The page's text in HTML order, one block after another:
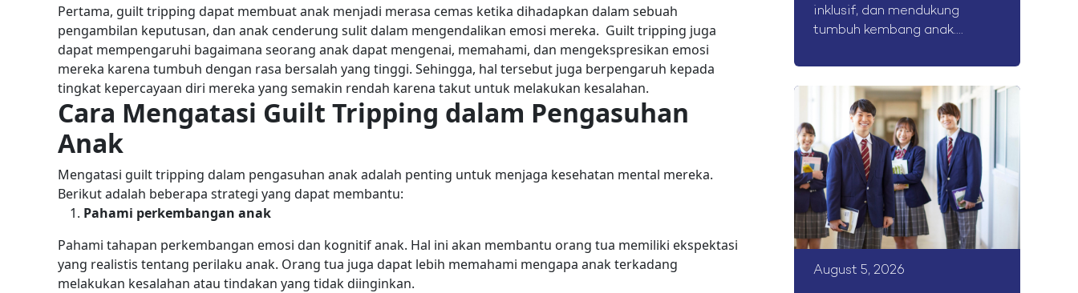
Pertama, guilt tripping dapat membuat anak menjadi merasa cemas ketika dihadapkan dalam sebuah
pengambilan keputusan, dan anak cenderung sulit dalam mengendalikan emosi mereka. Guilt tripping juga
dapat mempengaruhi bagaimana seorang anak dapat mengenai, memahami, dan mengekspresikan emosi
mereka karena tumbuh dengan rasa bersalah yang tinggi. Sehingga, hal tersebut juga berpengaruh kepada
tingkat kepercayaan diri mereka yang semakin rendah karena takut untuk melakukan kesalahan.
Cara Mengatasi Guilt Tripping dalam Pengasuhan
Anak
Mengatasi guilt tripping dalam pengasuhan anak adalah penting untuk menjaga kesehatan mental mereka.
Berikut adalah beberapa strategi yang dapat membantu:
Pahami perkembangan anak
Pahami tahapan perkembangan emosi dan kognitif anak. Hal ini akan membantu orang tua memiliki ekspektasi
yang realistis tentang perilaku anak. Orang tua juga dapat lebih memahami mengapa anak terkadang
melakukan kesalahan atau tindakan yang tidak diinginkan.
inklusif, dan mendukung
tumbuh kembang anak....
August 5, 2026